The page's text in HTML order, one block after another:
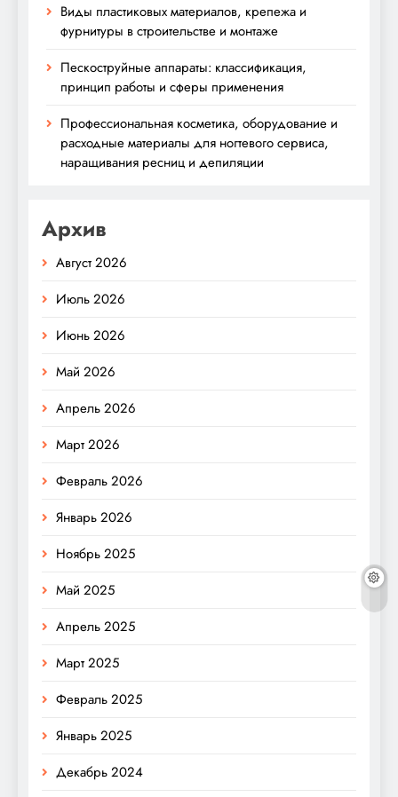
Виды пластиковых материалов, крепежа и
фурнитуры в строительстве и монтаже
Пескоструйные аппараты: классификация,
принцип работы и сферы применения
Профессиональная косметика, оборудование и
расходные материалы для ногтевого сервиса,
наращивания ресниц и депиляции
Архив
Август 2026
Июль 2026
Июнь 2026
Май 2026
Апрель 2026
Март 2026
Февраль 2026
Январь 2026
Ноябрь 2025
Май 2025
Апрель 2025
Март 2025
Февраль 2025
Январь 2025
Декабрь 2024